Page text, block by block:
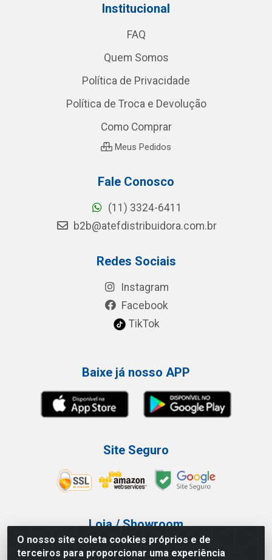
O nosso site coleta cookies próprios e de
terceiros para proporcionar uma experiência
Institucional
FAQ
Quem Somos
Política de Privacidade
Política de Troca e Devolução
Como Comprar
Meus Pedidos
Fale Conosco
(11) 3324-6411
b2b@atefdistribuidora.com.br
Redes Sociais
Instagram
Facebook
TikTok
Baixe já nosso APP
Site Seguro
Loja / Showroom
Tel.: (11) 3227-0546